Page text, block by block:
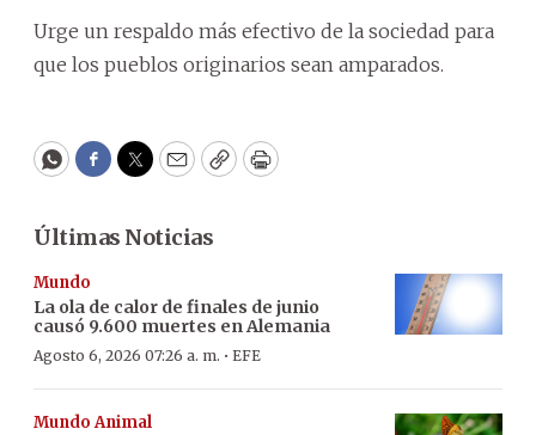
Urge un respaldo más efectivo de la sociedad para
que los pueblos originarios sean amparados.
WhatsApp
Facebook
Twitter
EmailCopyPrint
Últimas Noticias
Mundo
La ola de calor de finales de junio
causó 9.600 muertes en Alemania
Agosto 6, 2026 07:26 a. m. · EFE
Mundo Animal